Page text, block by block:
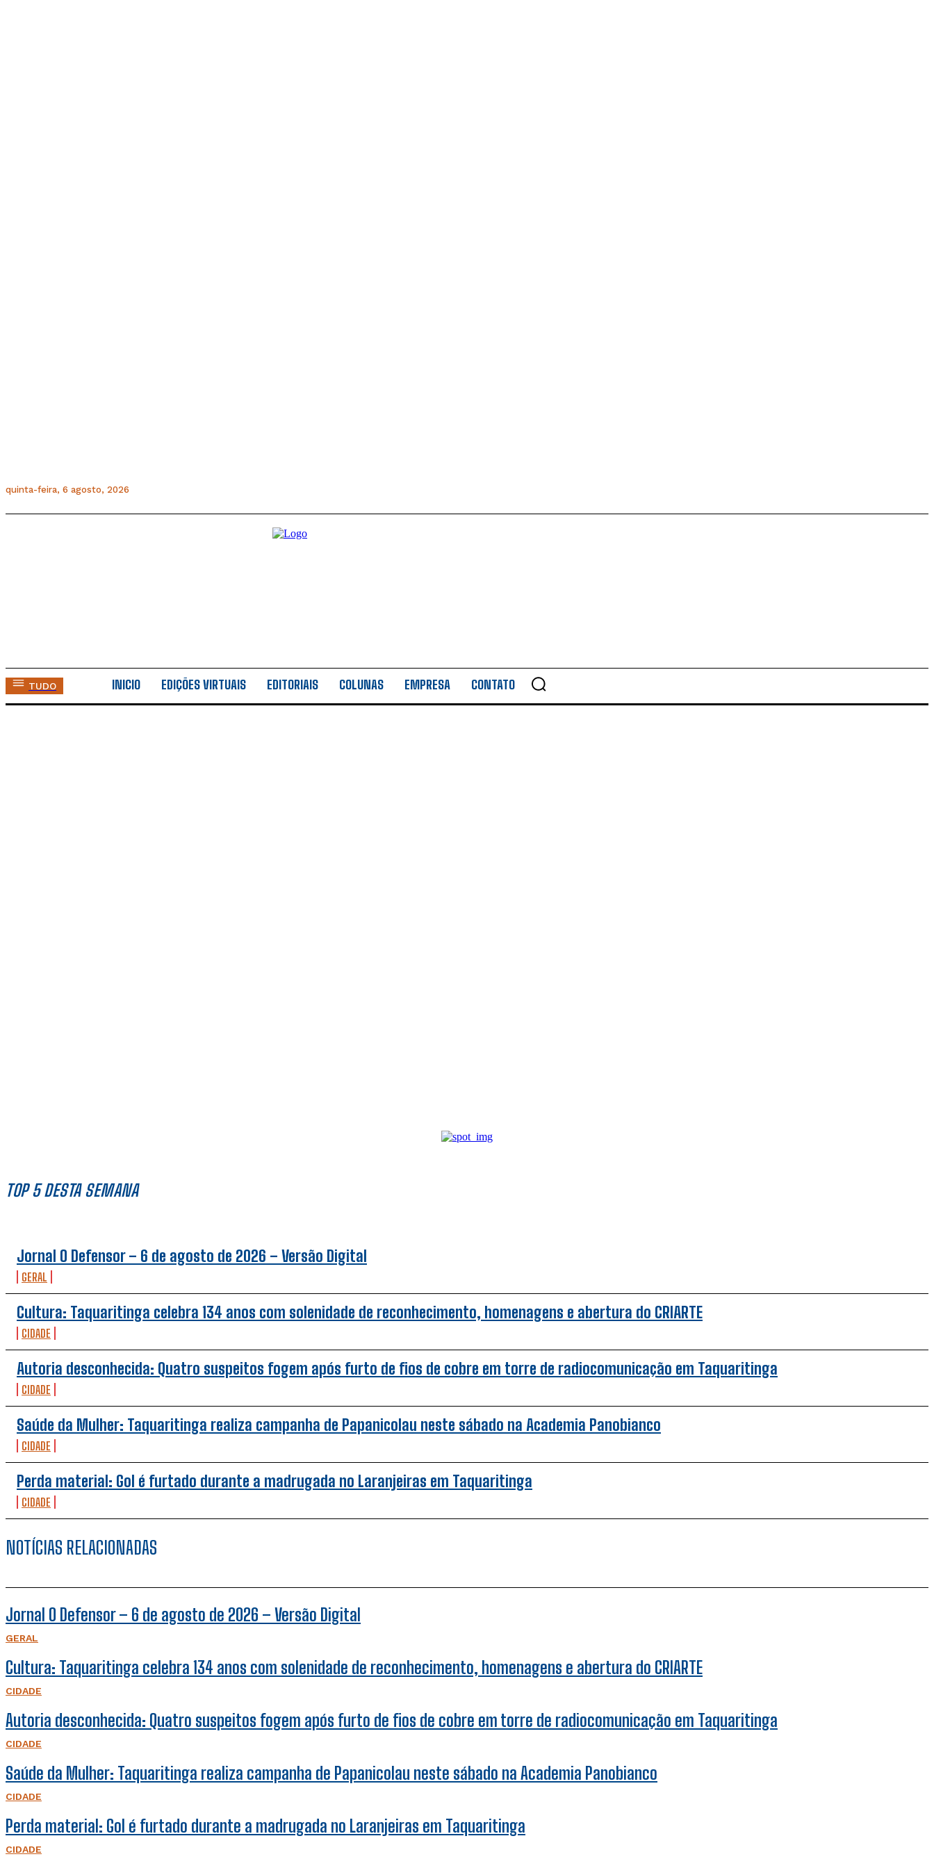
quinta-feira, 6 agosto, 2026
TUDO INICIO EDIÇÕES VIRTUAIS EDITORIAIS COLUNAS EMPRESA CONTATO
TOP 5 DESTA SEMANA
Jornal O Defensor – 6 de agosto de 2026 – Versão Digital
GERAL
Cultura: Taquaritinga celebra 134 anos com solenidade de reconhecimento, homenagens e abertura do CRIARTE
CIDADE
Autoria desconhecida: Quatro suspeitos fogem após furto de fios de cobre em torre de radiocomunicação em Taquaritinga
CIDADE
Saúde da Mulher: Taquaritinga realiza campanha de Papanicolau neste sábado na Academia Panobianco
CIDADE
Perda material: Gol é furtado durante a madrugada no Laranjeiras em Taquaritinga
CIDADE
NOTÍCIAS RELACIONADAS
Jornal O Defensor – 6 de agosto de 2026 – Versão Digital
GERAL
Cultura: Taquaritinga celebra 134 anos com solenidade de reconhecimento, homenagens e abertura do CRIARTE
CIDADE
Autoria desconhecida: Quatro suspeitos fogem após furto de fios de cobre em torre de radiocomunicação em Taquaritinga
CIDADE
Saúde da Mulher: Taquaritinga realiza campanha de Papanicolau neste sábado na Academia Panobianco
CIDADE
Perda material: Gol é furtado durante a madrugada no Laranjeiras em Taquaritinga
CIDADE